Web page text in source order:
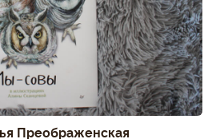
Преображенская